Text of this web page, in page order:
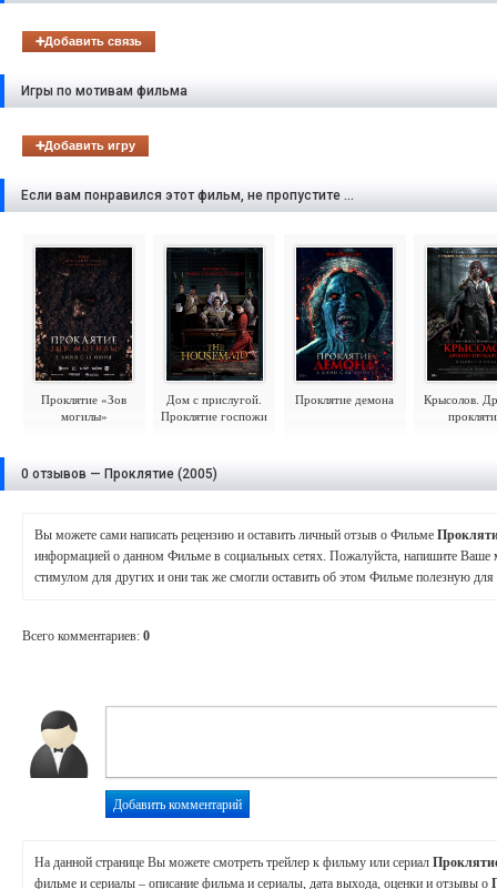
➕Добавить связь
Игры по мотивам фильма
➕Добавить игру
Если вам понравился этот фильм, не пропустите ...
Проклятие «Зов
могилы»
Дом с прислугой.
Проклятие госпожи
Проклятие демона
Крысолов.
0 отзывов — Проклятие (2005)
Вы можете сами написать рецензию и оставить личный отзыв о Фильме
информацией о данном Фильме в социальных сетях. Пожалуйста, напишите Ваше
стимулом для других и они так же смогли оставить об этом Фильме полезную
Всего комментариев: 0
На данной странице Вы можете смотреть трейлер к фильму или сериал
фильме и сериалы – описание фильма и сериалы, дата выхода, оценки и отзывы о